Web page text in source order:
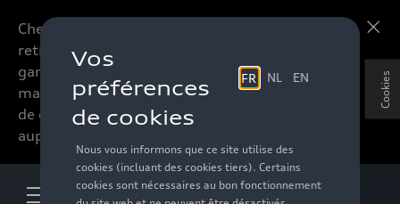
Chers accessoires-lovers,
retrouvez dorénavant toute la
gamme d’accessoires de votre
marque préférée sous forme
de catalogue à commander
auprès de votre distributeur.
Cookies